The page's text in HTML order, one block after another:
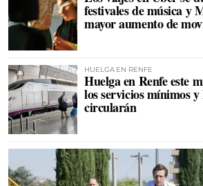
festivales de música y
mayor aumento de
HUELGA EN RENFE
Huelga en Renfe este
los servicios mínimos y
circularán